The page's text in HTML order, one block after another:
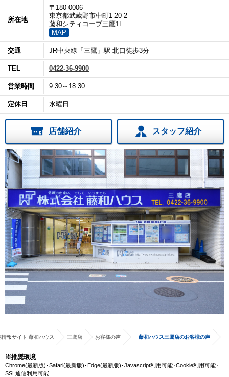
所在地
〒180-0006
東京都武蔵野市中町1-20-2
藤和シティコープ三鷹1F
MAP
交通 JR中央線「三鷹」駅 北口徒歩3分
TEL 0422-36-9900
営業時間 9:30～18:30
定休日 水曜日
店舗紹介 スタッフ紹介
報サイト 藤和ハウス 三鷹店 お客様の声 藤和ハウス三鷹店のお客様の声
※推奨環境
Chrome(最新版)･Safari(最新版)･Edge(最新版)･Javascript利用可能･Cookie利用可能･
SSL通信利用可能